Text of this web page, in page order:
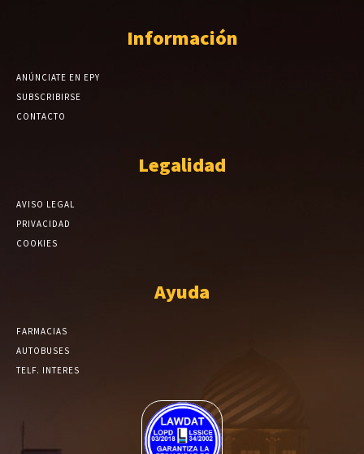
Información
ANÚNCIATE EN EPY
SUBSCRIBIRSE
CONTACTO
Legalidad
AVISO LEGAL
PRIVACIDAD
COOKIES
Ayuda
FARMACIAS
AUTOBUSES
TELF. INTERES